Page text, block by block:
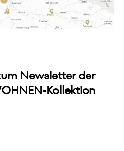
Newsletter der
Kollektion